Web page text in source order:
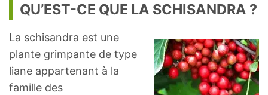
QU’EST-CE QUE LA SCHISANDRA ?
La schisandra est une
plante grimpante de type
liane appartenant à la
famille des